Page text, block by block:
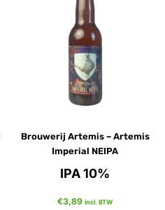
Brouwerij Artemis – Artemis
Imperial NEIPA
IPA 10%
€3,89 incl. BTW